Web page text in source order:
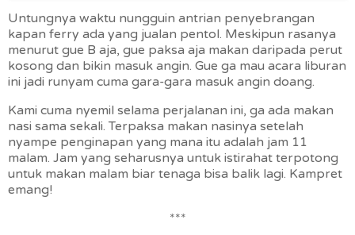
Untungnya waktu nungguin antrian penyebrangan
kapan ferry ada yang jualan pentol. Meskipun rasanya
menurut gue B aja, gue paksa aja makan daripada perut
kosong dan bikin masuk angin. Gue ga mau acara liburan
ini jadi runyam cuma gara-gara masuk angin doang.
Kami cuma nyemil selama perjalanan ini, ga ada makan
nasi sama sekali. Terpaksa makan nasinya setelah
nyampe penginapan yang mana itu adalah jam 11
malam. Jam yang seharusnya untuk istirahat terpotong
untuk makan malam biar tenaga bisa balik lagi. Kampret
emang!
***